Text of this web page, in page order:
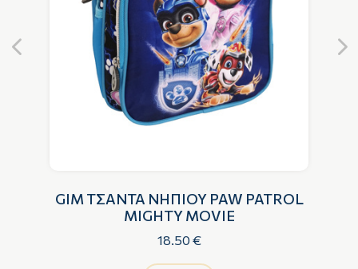
GIM ΤΣΑΝΤΑ ΝΗΠΙΟΥ PAW PATROL
MIGHTY MOVIE
18.50 €